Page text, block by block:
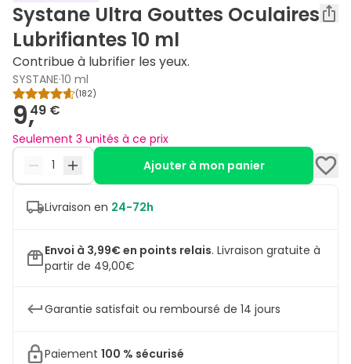
Systane Ultra Gouttes Oculaires
Lubrifiantes 10 ml
Contribue à lubrifier les yeux.
SYSTANE·10 ml
(182)
9,49 €
Seulement 3 unités à ce prix
Ajouter à mon panier
Livraison en 24-72h
Envoi à 3,99€ en points relais. Livraison gratuite à
partir de 49,00€
Garantie satisfait ou remboursé de 14 jours
Paiement 100 % sécurisé